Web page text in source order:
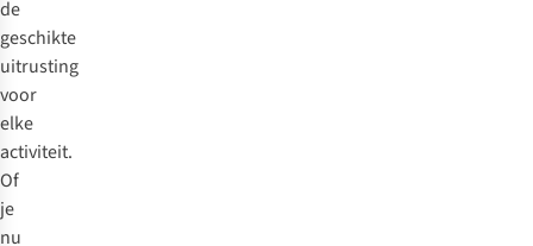
de
geschikte
uitrusting
voor
elke
activiteit.
Of
je
nu